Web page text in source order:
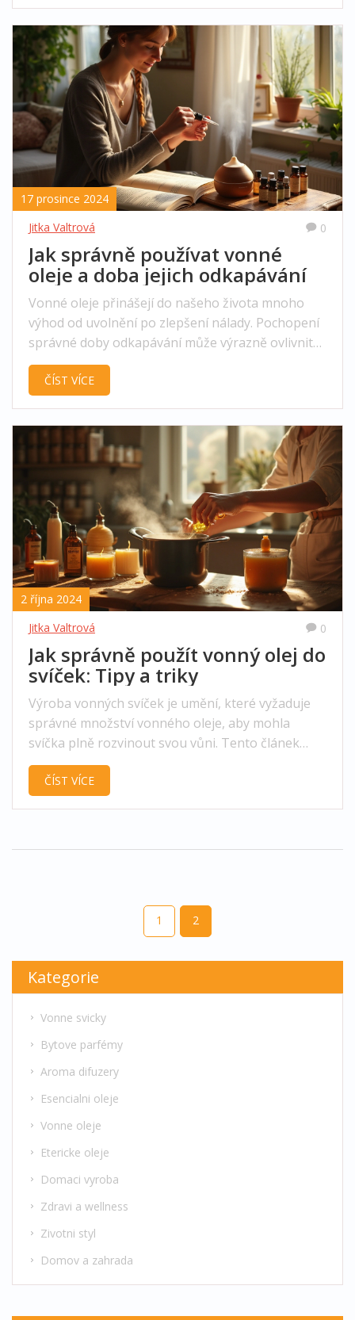
těmto problémům vyhnout. Dozvíte se o
správném pěstování, ošetřování a využití
levandule pro produkci vonných olejů.
17 prosince 2024
Jitka Valtrová
0
Jak správně používat vonné
oleje a doba jejich odkapávání
Vonné oleje přinášejí do našeho života mnoho
výhod od uvolnění po zlepšení nálady. Pochopení
správné doby odkapávání může výrazně ovlivnit
výsledný efekt esenciálních olejů. Tento článek se
zaměřuje na to, jak efektivně využít tyto oleje pro
Objevte tipy, jak vybrat správný olej a dosáhnout
maximálního účinku.
ČÍST VÍCE
2 října 2024
Jitka Valtrová
0
Jak správně použít vonný olej do
svíček: Tipy a triky
Výroba vonných svíček je umění, které vyžaduje
správné množství vonného oleje, aby mohla
svíčka plně rozvinout svou vůni. Tento článek
poskytuje praktické tipy, jak správně dávkovat
vonný olej do svíček. Také se dozvíte, jaké oleje
ČÍST VÍCE
1 2
Kategorie
Vonne svicky
Bytove parfémy
Aroma difuzery
Esencialni oleje
Vonne oleje
Etericke oleje
Domaci vyroba
Zdravi a wellness
Zivotni styl
Domov a zahrada